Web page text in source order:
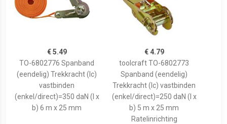
€ 5.49
TO-6802776 Spanband
(eendelig) Trekkracht (lc)
vastbinden
(enkel/direct)=350 daN (l x
b) 6 m x 25 mm
€ 4.79
toolcraft TO-6802773
Spanband (eendelig)
Trekkracht (lc) vastbinden
(enkel/direct)=250 daN (l x
b) 5 m x 25 mm
Ratelinrichting